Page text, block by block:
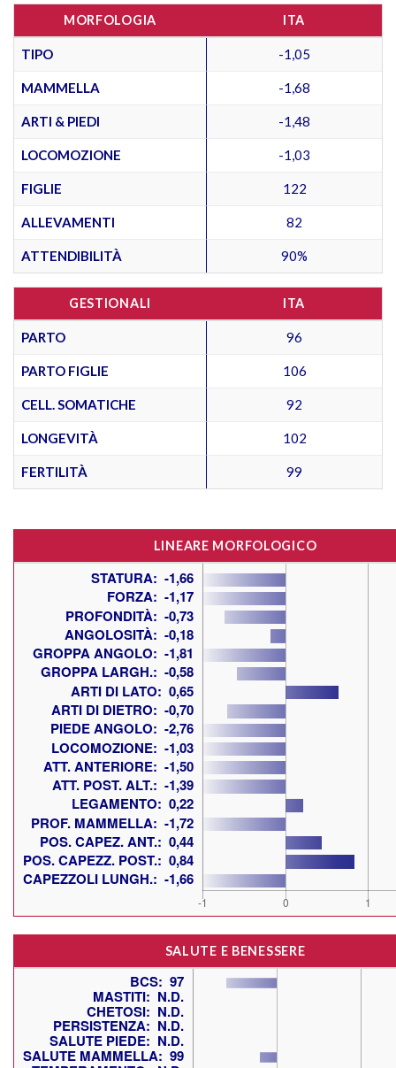
MORFOLOGIA ITA
TIPO -1,05
MAMMELLA -1,68
ARTI & PIEDI -1,48
LOCOMOZIONE -1,03
FIGLIE 122
ALLEVAMENTI 82
ATTENDIBILITÀ 90%
GESTIONALI ITA
PARTO 96
PARTO FIGLIE 106
CELL. SOMATICHE 92
LONGEVITÀ 102
FERTILITÀ 99
LINEARE MORFOLOGICO
SALUTE E BENESSERE